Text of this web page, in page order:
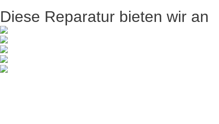
Diese Reparatur bieten wir an